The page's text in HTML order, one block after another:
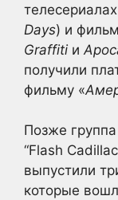
Days) и
Graffiti и
получили
фильму «
Позже
“Flash
выпустили
которые